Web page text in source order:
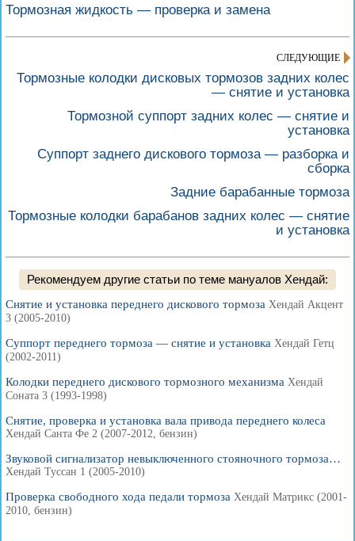
Тормозная жидкость — проверка и замена
СЛЕДУЮЩИЕ
Тормозные колодки дисковых тормозов задних колес
— снятие и установка
Тормозной суппорт задних колес — снятие и
установка
Суппорт заднего дискового тормоза — разборка и
сборка
Задние барабанные тормоза
Тормозные колодки барабанов задних колес — снятие
и установка
Рекомендуем другие статьи по теме мануалов Хендай:
Снятие и установка переднего дискового тормоза Хендай Акцент
3 (2005-2010)
Суппорт переднего тормоза — снятие и установка Хендай Гетц
(2002-2011)
Колодки переднего дискового тормозного механизма Хендай
Соната 3 (1993-1998)
Снятие, проверка и установка вала привода переднего колеса
Хендай Санта Фе 2 (2007-2012, бензин)
Звуковой сигнализатор невыключенного стояночного тормоза…
Хендай Туссан 1 (2005-2010)
Проверка свободного хода педали тормоза Хендай Матрикс (2001-
2010, бензин)